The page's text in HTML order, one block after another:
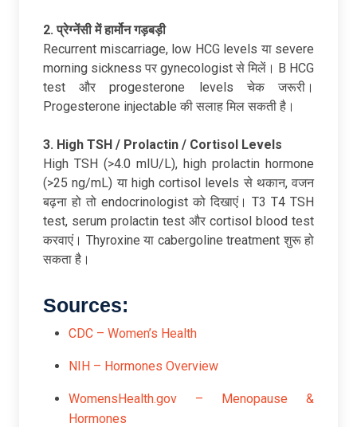
2. प्रेग्नेंसीमेंहार्मोनगड़बड़ी
Recurrent miscarriage, low HCG levels या severe
morning sickness पर gynecologist से मिलें। B HCG
test और progesterone levels चेक जरूरी।
Progesterone injectable की सलाह मिल सकती है।
3. High TSH / Prolactin / Cortisol Levels
High TSH (>4.0 mIU/L), high prolactin hormone
(>25 ng/mL) या high cortisol levels से थकान, वजन
बढ़ना हो तो endocrinologist को दिखाएं। T3 T4 TSH
test, serum prolactin test और cortisol blood test
करवाएं। Thyroxine या cabergoline treatment शुरू हो
सकता है।
Sources:
CDC – Women’s Health
NIH – Hormones Overview
WomensHealth.gov – Menopause &
Hormones